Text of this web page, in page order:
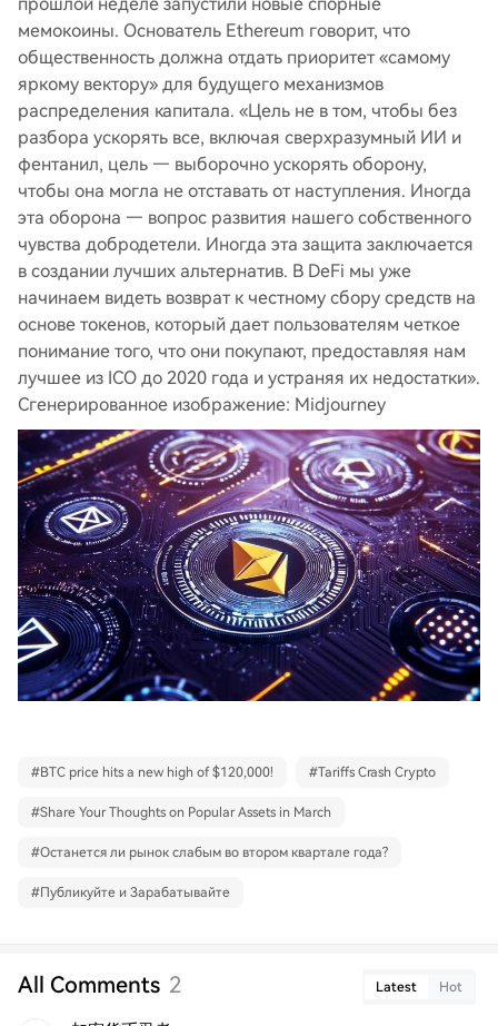
мемокоины. Основатель Ethereum говорит, что
общественность должна отдать приоритет «самому
яркому вектору» для будущего механизмов
распределения капитала. «Цель не в том, чтобы без
разбора ускорять все, включая сверхразумный ИИ и
фентанил, цель — выборочно ускорять оборону,
чтобы она могла не отставать от наступления. Иногда
эта оборона — вопрос развития нашего собственного
чувства добродетели. Иногда эта защита заключается
в создании лучших альтернатив. В DeFi мы уже
начинаем видеть возврат к честному сбору средств на
основе токенов, который дает пользователям четкое
понимание того, что они покупают, предоставляя нам
лучшее из ICO до 2020 года и устраняя их недостатки».
Сгенерированное изображение: Midjourney
#BTC price hits a new high of $120,000! #Tariffs Crash Crypto
#Share Your Thoughts on Popular Assets in March
#Останется ли рынок слабым во втором квартале года?
#Публикуйте и Зарабатывайте
All Comments 2 Latest Hot